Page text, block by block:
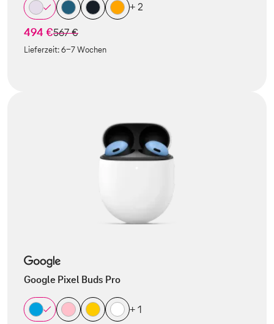
+ 2
494 €statt
567 €
Lieferzeit:6-7 Wochen
Google Pixel Buds Pro
+ 1